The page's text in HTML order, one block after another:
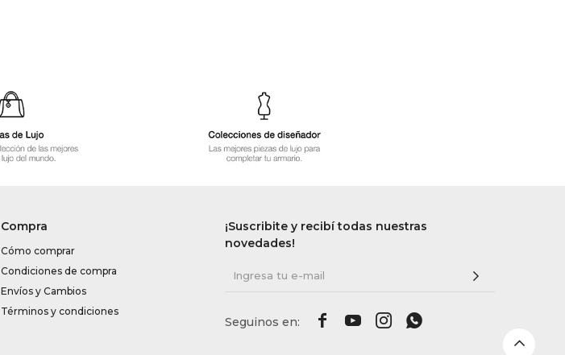
Compra
Cómo comprar
Condiciones de compra
Envíos y Cambios
Términos y condiciones
¡Suscribite y recibí todas nuestras
novedades!
   